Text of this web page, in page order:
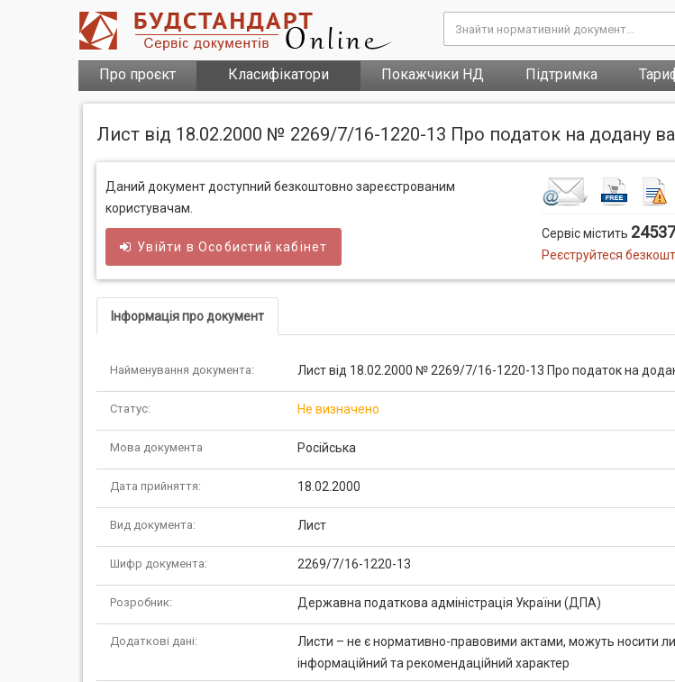
Про проєкт Класифікатори Покажчики НД Підтримка
Лист від 18.02.2000 № 2269/7/16-1220-13 Про податок на додану
Даний документ доступний безкоштовно зареєстрованим
користувачам.
Увійти вОсобистий кабінет
Сервіс містить
Реєструйтеся
Інформація про документ
Найменування документа: Лист від 18.02.2000 № 2269/7/16-1220-13 Про податок на
Статус: Не визначено
Мова документа Російська
Дата прийняття: 18.02.2000
Вид документа: Лист
Шифр документа: 2269/7/16-1220-13
Розробник: Державна податкова адміністрація України (ДПА)
Додаткові дані:
Листи – не є нормативно-правовими актами, можуть носити
інформаційний та рекомендаційний характер